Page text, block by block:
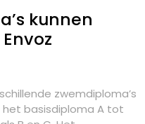
kunnen
zwemdiploma’s
het basisdiploma A tot